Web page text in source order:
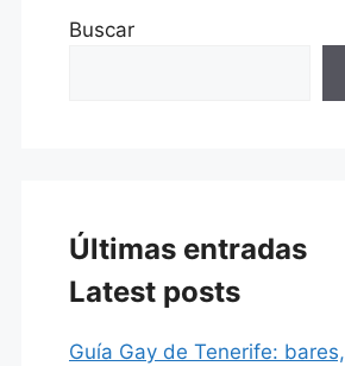
Buscar
Últimas entradas
Latest posts
Guía Gay de Tenerife: bares,